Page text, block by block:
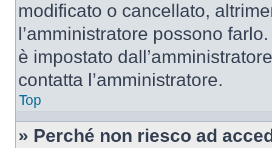
modificato o cancellato,
l’amministratore possono
è impostato
contatta l’amministratore.
Top
» Perché non riesco ad